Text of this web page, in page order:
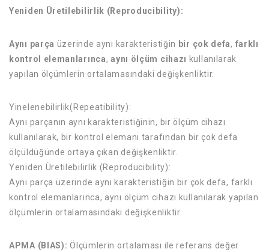
Yeniden Üretilebilirlik (Reproducibility):
Aynı parça üzerinde aynı karakteristiğin bir çok defa, farklı
kontrol elemanlarınca,aynı ölçüm cihazı kullanılarak
yapılan ölçümlerin ortalamasındaki değişkenliktir.
Yinelenebilirlik(Repeatibility):
Aynı parçanın aynı karakteristiğinin, bir ölçüm cihazı
kullanılarak, bir kontrol elemanı tarafından bir çok defa
ölçüldüğünde ortaya çıkan değişkenliktir.
Yeniden Üretilebilirlik (Reproducibility):
Aynı parça üzerinde aynı karakteristiğin bir çok defa, farklı
kontrol elemanlarınca, aynı ölçüm cihazı kullanılarak yapılan
ölçümlerin ortalamasındaki değişkenliktir.
APMA (BIAS):Ölçümlerin ortalaması ile referans değer